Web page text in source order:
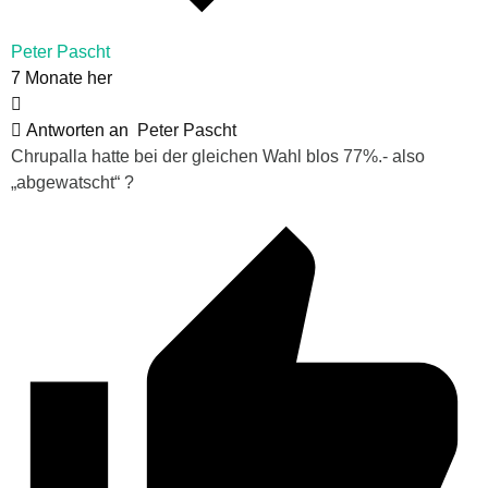
Peter Pascht
7 Monate her
Antworten an
Peter Pascht
Chrupalla hatte bei der gleichen Wahl blos 77%.- also
„abgewatscht“ ?